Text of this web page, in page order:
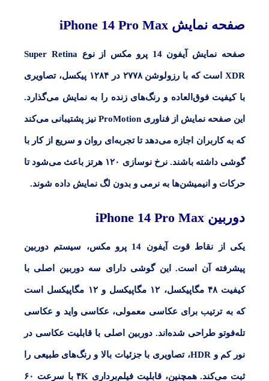
صفحه نمایش iPhone 14 Pro Max
صفحه نمایش آیفون14 پرو مکس از نوع Super Retina
XDRاست که با رزولوشن۲۷۷۸ در۱۲۸۴ پیکسل، تصاویری
با کیفیت فوق‌العاده و رنگ‌های زنده را به نمایش می‌گذارد.
این صفحه نمایش از فناوری ProMotion نیز پشتیبانی می‌کند
که به کاربران اجازه می‌دهد تا تجربه‌ای روان و سریع از کار با
گوشی داشته باشند. نرخ نوسازی ۱۲۰ هرتز باعث می‌شود تا
حرکات و انیمیشن‌ها به نرمی و بدون لگ نمایش داده شوند.
دوربین iPhone 14 Pro Max
یکی از نقاط قوت آیفون 14 پرو مکس، سیستم دوربین
پیشرفته آن است. این گوشی دارای سه دوربین اصلی با
کیفیت۴۸ مگاپیکسل، ۱۲ مگاپیکسل و۱۲ مگاپیکسل است
که به ترتیب برای عکاسی معمولی، عکاسی واید و عکاسی
تله‌فوتو طراحی شده‌اند. دوربین اصلی با قابلیت عکاسی در
نور کم و HDR، تصاویری با جزئیات بالا و رنگ‌های طبیعی را
ثبت می‌کند. همچنین، قابلیت فیلم‌برداری ۴Kبا سرعت ۶۰